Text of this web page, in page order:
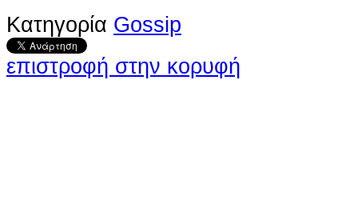
Κατηγορία Gossip
επιστροφή στην κορυφή